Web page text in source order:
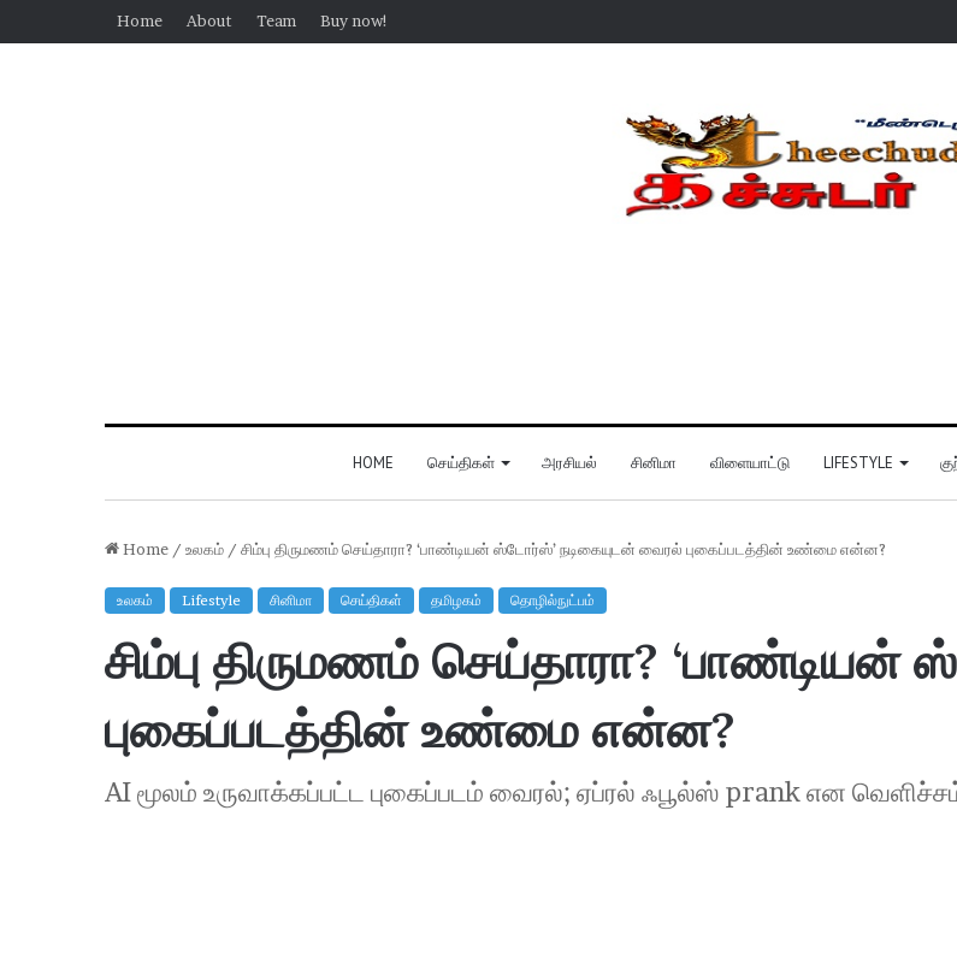
Home About Team Buy now!
HOME செய்திகள் அரசியல் சினிமா விளையாட்டு LIFESTYLE
Home / உலகம் / சிம்பு திருமணம் செய்தாரா? ‘பாண்டியன் ஸ்டோர்ஸ்’ நடிகையுடன் வைரல் புகைப்படத்தின் உண்மை என்ன?
உலகம் Lifestyle சினிமா செய்திகள் தமிழகம் தொழில்நுட்பம்
சிம்பு திருமணம் செய்தாரா?
புகைப்படத்தின் உண்மை என்ன?
AI மூலம் உருவாக்கப்பட்ட புகைப்படம் வைரல்; ஏப்ரல் ஃபூல்ஸ் prank என